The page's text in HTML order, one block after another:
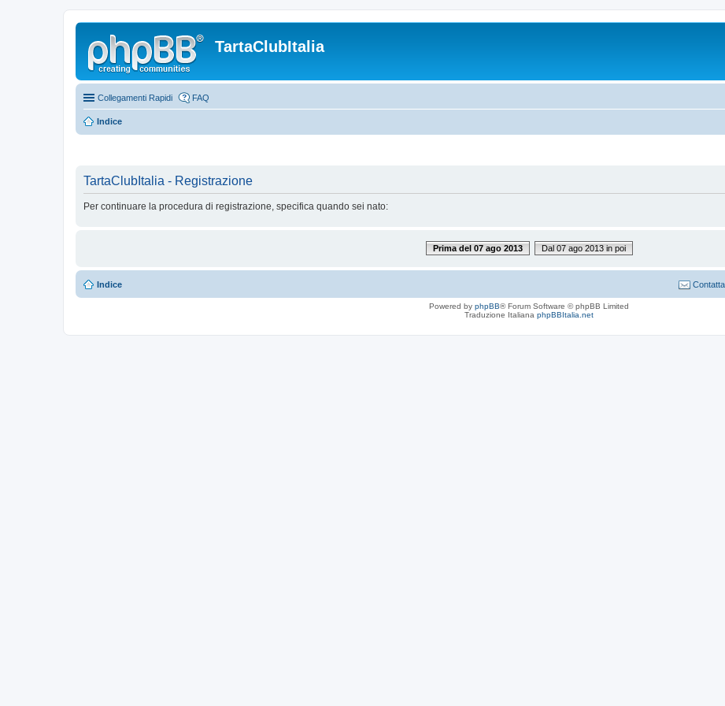
TartaClubItalia
Collegamenti Rapidi FAQ
Indice
TartaClubItalia - Registrazione
Per continuare la procedura di registrazione, specifica quando sei nato:
Prima del 07 ago 2013 Dal 07 ago 2013 in poi
Indice
Powered by phpBB® Forum Software © phpBB Limited
Traduzione Italiana phpBBItalia.net